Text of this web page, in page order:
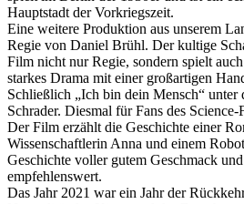
Hauptstadt der Vorkriegszeit.
Eine weitere Produktion aus unserem
Regie von Daniel Brühl. Der kultige
Film nicht nur Regie, sondern spielt
starkes Drama mit einer großartigen
Schließlich „Ich bin dein Mensch“ unter
Schrader. Diesmal für Fans des
Der Film erzählt die Geschichte einer
Wissenschaftlerin Anna und einem
Geschichte voller gutem Geschmack
empfehlenswert.
Das Jahr 2021 war ein Jahr der